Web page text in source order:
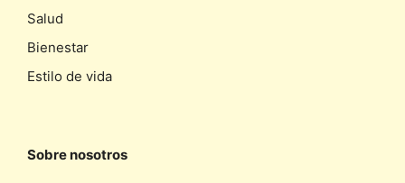
Salud
Bienestar
Estilo de vida
Sobre nosotros